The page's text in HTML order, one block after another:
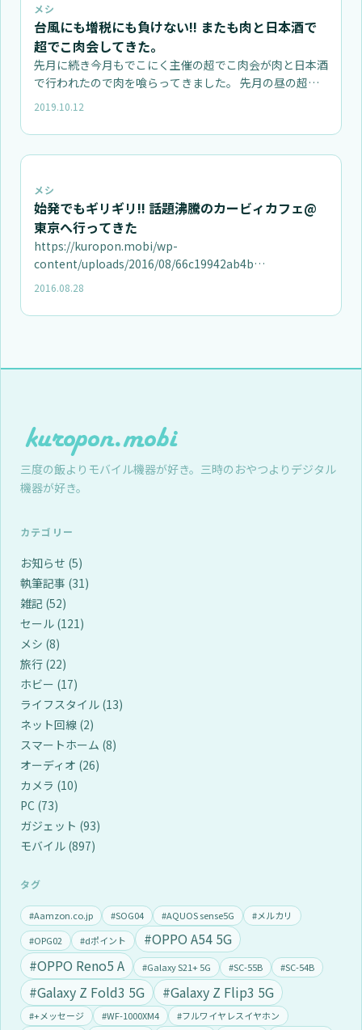
メシ
台風にも増税にも負けない!! またも肉と日本酒で
超でこ肉会してきた。
先月に続き今月もでこにく主催の超でこ肉会が肉と日本酒
で行われたので肉を喰らってきました。 先月の昼の超で
こ肉会の様子は以…
2019.10.12
メシ
始発でもギリギリ!! 話題沸騰のカービィカフェ@
東京へ行ってきた
https://kuropon.mobi/wp-
content/uploads/2016/08/66c19942ab4b…
2016.08.28
三度の飯よりモバイル機器が好き。三時のおやつよりデジタル
機器が好き。
カテゴリー
お知らせ (5)
執筆記事 (31)
雑記 (52)
セール (121)
メシ (8)
旅行 (22)
ホビー (17)
ライフスタイル (13)
ネット回線 (2)
スマートホーム (8)
オーディオ (26)
カメラ (10)
PC (73)
ガジェット (93)
モバイル (897)
タグ
#Aamzon.co.jp #SOG04 #AQUOS sense5G
#メルカリ
#OPG02
#dポイント
#OPPO A54 5G
#OPPO Reno5 A
#Galaxy S21+ 5G #SC-55B #SC-54B
#Galaxy Z Fold3 5G #Galaxy Z Flip3 5G
#+メッセージ #WF-1000XM4
#フルワイヤレスイヤホン